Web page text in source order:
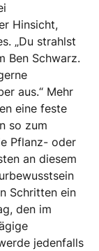
Hinsicht,
„Du strahlst
Ben Schwarz.
aus.“ Mehr
eine feste
so zum
Pflanz- oder
an diesem
Schritten ein
den im
jedenfalls